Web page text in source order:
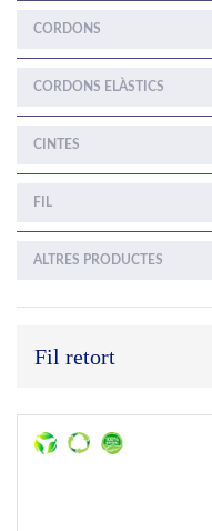
CORDONS
CORDONS ELÀSTICS
CINTES
FIL
ALTRES PRODUCTES
Fil retort